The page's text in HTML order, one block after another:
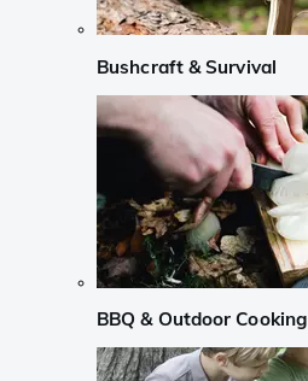
Bushcraft & Survival
BBQ & Outdoor Cooking